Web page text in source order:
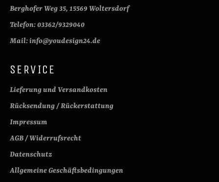
Berghofer Weg 35, 15569 Woltersdorf
Telefon: 03362/9329040
Mail: info@youdesign24.de
SERVICE
Lieferung und Versandkosten
Rücksendung / Rückerstattung
Impressum
AGB / Widerrufsrecht
Datenschutz
Allgemeine Geschäftsbedingungen